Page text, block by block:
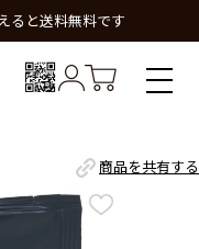
ると送料無料です
商品を共有する